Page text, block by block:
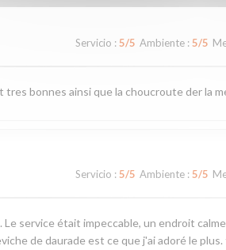
Servicio : 5/5 Ambiente : 5/5
bonnes ainsi que la choucroute der la
Servicio : 5/5 Ambiente : 5/5
service était impeccable, un endroit
de daurade est ce que j'ai adoré le